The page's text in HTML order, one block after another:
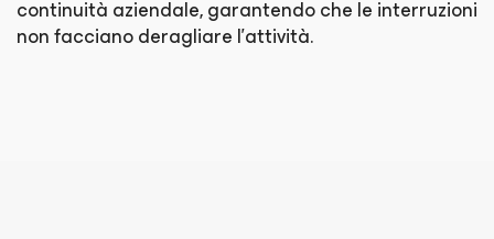
continuità aziendale, garantendo che le interruzioni
non facciano deragliare l'attività.